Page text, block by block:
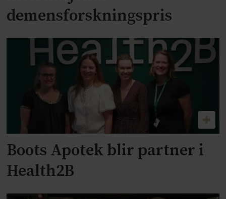
demensforskningspris
Boots Apotek blir partner i
Health2B